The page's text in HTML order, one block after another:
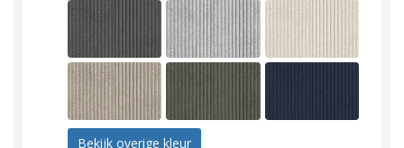
Bekijk overige kleur